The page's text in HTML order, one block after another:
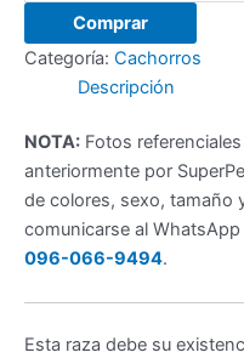
Comprar
Categoría: Cachorros
Descripción
NOTA: Fotos
anteriormente por
de colores, sexo, tamaño
comunicarse al WhatsApp
096-066-9494.
Esta raza debe su